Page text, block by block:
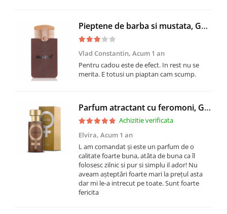
Pieptene de barba si mustata, GMO, Duo Blue-Zoo, anti-static
Vlad Constantin, Acum 1 an
Pentru cadou este de efect. In rest nu se
merita. E totusi un piaptan cam scump.
Parfum atractant cu feromoni, GMO, Lure Him, folosit de femei
Achizitie verificata
Elvira, Acum 1 an
L am comandat și este un parfum de o
calitate foarte buna, atâta de buna ca îl
folosesc zilnic si pur si simplu il ador! Nu
aveam așteptări foarte mari la prețul asta
dar mi le-a intrecut pe toate. Sunt foarte
fericita